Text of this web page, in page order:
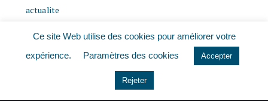
actualite
histoire
Ce site Web utilise des cookies pour améliorer votre
expérience.
Paramètres des cookies Accepter
Rejeter